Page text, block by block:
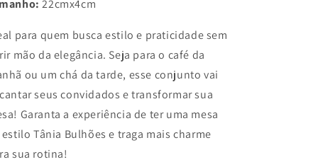
22cmx4cm
para quem busca estilo e praticidade sem
mão da elegância. Seja para o café da
ou um chá da tarde, esse conjunto vai
seus convidados e transformar sua
Garanta a experiência de ter uma mesa
estilo Tânia Bulhões e traga mais charme
sua rotina!